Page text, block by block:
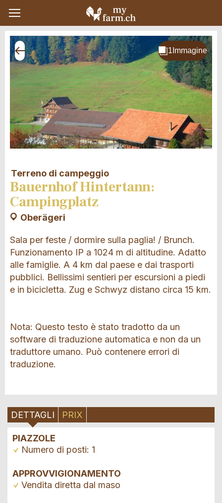
Terreno di campeggio
Bauernhof Hintertann:
Campingplatz
Oberägeri
Sala per feste / dormire sulla paglia! / Brunch.
Funzionamento IP a 1024 m di altitudine. Adatto
alle famiglie. A 4 km dal paese e dai trasporti
pubblici. Bellissimi sentieri per escursioni a piedi
e in bicicletta. Zug e Schwyz distano circa 15 km.
Nota: Questo testo è stato tradotto da un
software di traduzione automatica e non da un
traduttore umano. Può contenere errori di
traduzione.
DETTAGLI PRIX
PIAZZOLE
Numero di posti: 1
APPROVVIGIONAMENTO
Vendita diretta dal maso